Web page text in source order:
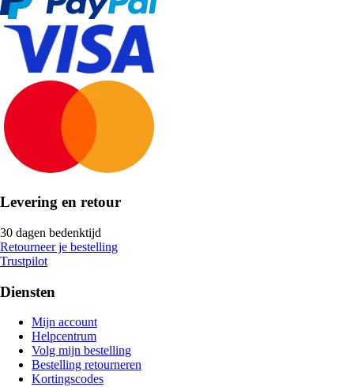
Levering en retour
30 dagen bedenktijd
Retourneer je bestelling
Trustpilot
Diensten
Mijn account
Helpcentrum
Volg mijn bestelling
Bestelling retourneren
Kortingscodes